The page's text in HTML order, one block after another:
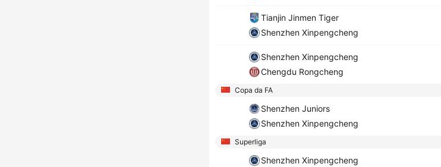
Tianjin Jinmen Tiger
Shenzhen Xinpengcheng
Shenzhen Xinpengcheng
Chengdu Rongcheng
Copa da FA
Shenzhen Juniors
Shenzhen Xinpengcheng
Superliga
Shenzhen Xinpengcheng